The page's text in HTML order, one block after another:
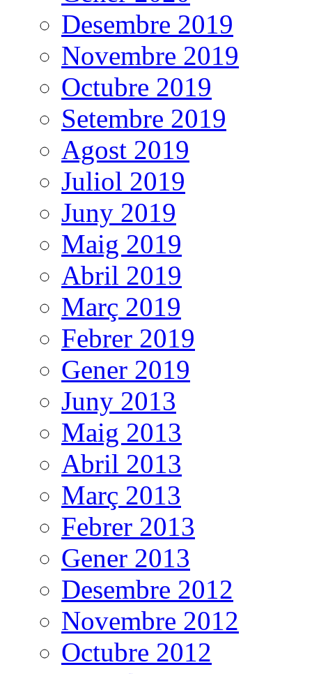
Desembre 2019
Novembre 2019
Octubre 2019
Setembre 2019
Agost 2019
Juliol 2019
Juny 2019
Maig 2019
Abril 2019
Març 2019
Febrer 2019
Gener 2019
Juny 2013
Maig 2013
Abril 2013
Març 2013
Febrer 2013
Gener 2013
Desembre 2012
Novembre 2012
Octubre 2012